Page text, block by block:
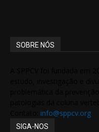
SOBRE NÓS
info@sppcv.org
SIGA-NOS